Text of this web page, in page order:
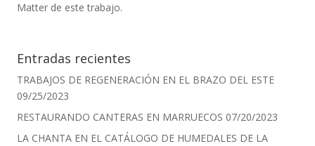
Matter de este trabajo.
Entradas recientes
TRABAJOS DE REGENERACIÓN EN EL BRAZO DEL ESTE
09/25/2023
RESTAURANDO CANTERAS EN MARRUECOS 07/20/2023
LA CHANTA EN EL CATÁLOGO DE HUMEDALES DE LA